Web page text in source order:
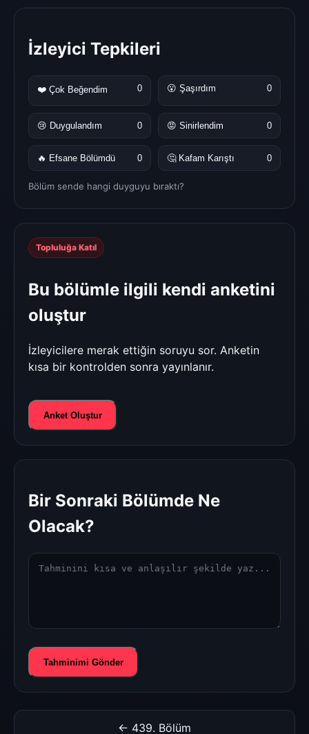
İzleyici Tepkileri
❤️ Çok Beğendim 0 😮 Şaşırdım 0
😢 Duygulandım 0 😡 Sinirlendim 0
🔥 Efsane Bölümdü 0 🤔 Kafam Karıştı 0
Bölüm sende hangi duyguyu bıraktı?
Topluluğa Katıl
Bu bölümle ilgili kendi anketini
oluştur
İzleyicilere merak ettiğin soruyu sor. Anketin
kısa bir kontrolden sonra yayınlanır.
Anket Oluştur
Bir Sonraki Bölümde Ne
Olacak?
Tahminimi Gönder
← 439. Bölüm